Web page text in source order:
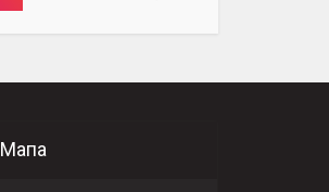
Мапа